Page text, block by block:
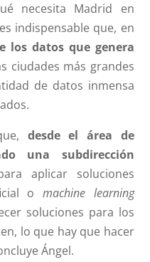
necesita Madrid en
indispensable que, en
los datos que genera
ciudades más grandes
de datos inmensa
desde el área de
una subdirección
aplicar soluciones
o machine learning
soluciones para los
lo que hay que hacer
Ángel.